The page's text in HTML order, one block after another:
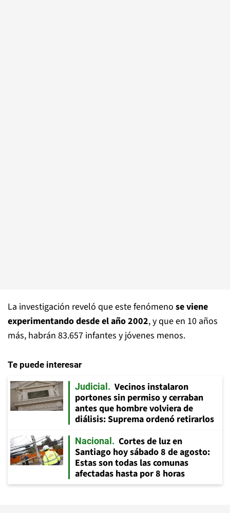
La investigación reveló que este fenómeno se viene
experimentando desde el año 2002, y que en 10 años
más, habrán 83.657 infantes y jóvenes menos.
Te puede interesar
Judicial
Vecinos instalaron
portones sin permiso y cerraban
antes que hombre volviera de
diálisis: Suprema ordenó retirarlos
Nacional
Cortes de luz en
Santiago hoy sábado 8 de agosto:
Estas son todas las comunas
afectadas hasta por 8 horas